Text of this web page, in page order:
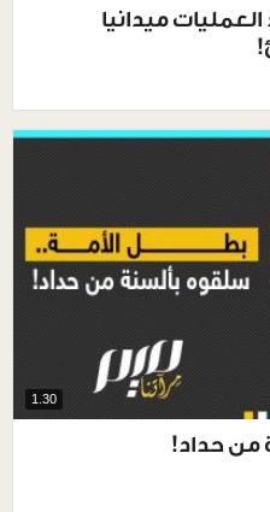
ميدانيا
1.30
من حداد!